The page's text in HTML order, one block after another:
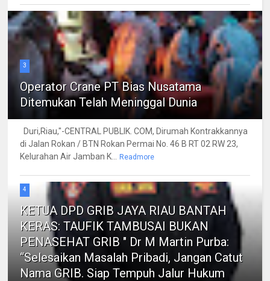
3
Operator Crane PT Bias Nusatama
Ditemukan Telah Meninggal Dunia
Duri,Riau,"-CENTRAL PUBLIK. COM, Dirumah Kontrakkannya
di Jalan Rokan / BTN Rokan Permai No. 46 B RT 02 RW 23,
Kelurahan Air Jamban K...
Readmore
4
KETUA DPD GRIB JAYA RIAU BANTAH
KERAS: TAUFIK TAMBUSAI BUKAN
PENASEHAT GRIB " Dr M Martin Purba:
“Selesaikan Masalah Pribadi, Jangan Catut
Nama GRIB. Siap Tempuh Jalur Hukum